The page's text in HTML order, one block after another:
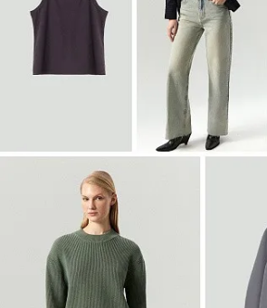
Полупальто-халат из шерсти
R136/irishcream